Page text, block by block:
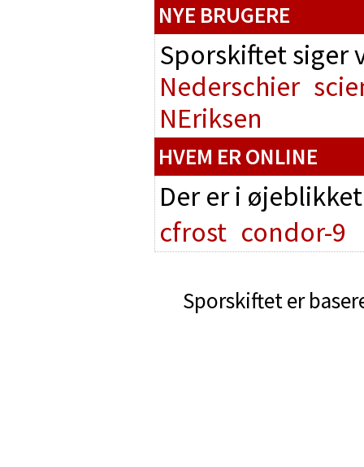
NYE BRUGERE
Sporskiftet
Nederschier
NEriksen
HVEM ER ONLINE
Der er i
cfrost condor-9
Sporskiftet er